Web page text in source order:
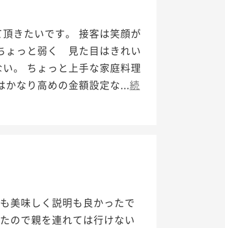
きたいです。 接客は笑顔が
ょっと弱く 見た目はきれい
。 ちょっと上手な家庭料理
かなり高めの金額設定な...続
美味しく説明も良かったで
ので親を連れては行けない